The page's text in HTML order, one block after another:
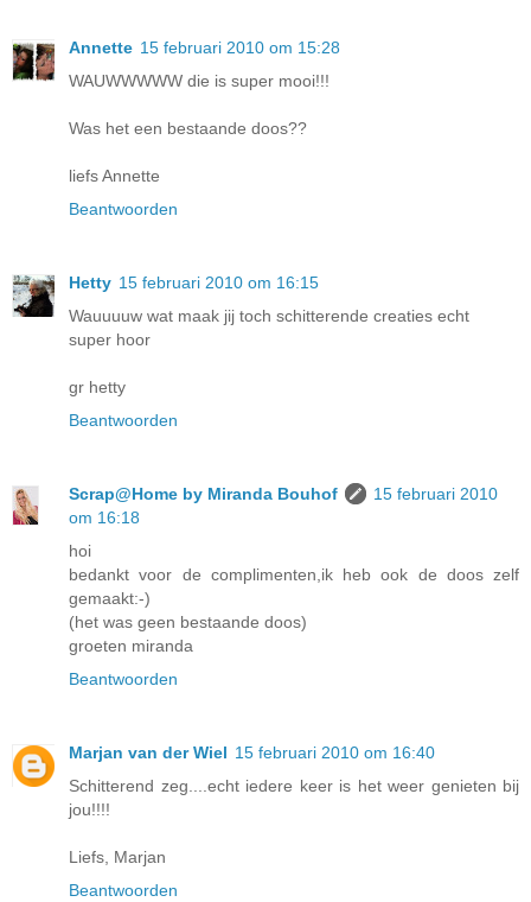
Annette 15 februari 2010 om 15:28
WAUWWWWW die is super mooi!!!
Was het een bestaande doos??
liefs Annette
Beantwoorden
Hetty 15 februari 2010 om 16:15
Wauuuuw wat maak jij toch schitterende creaties echt
super hoor
gr hetty
Beantwoorden
Scrap@Home by Miranda Bouhof
15 februari 2010
om 16:18
hoi
bedankt voor de complimenten,ik heb ook de doos zelf
gemaakt:-)
(het was geen bestaande doos)
groeten miranda
Beantwoorden
Marjan van der Wiel 15 februari 2010 om 16:40
Schitterend zeg....echt iedere keer is het weer genieten bij
jou!!!!
Liefs, Marjan
Beantwoorden